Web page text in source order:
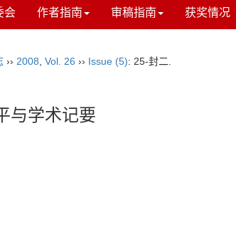
会 作者指南 审稿指南 获奖情况
›› 2008 Vol. 26 ›› Issue (5): 25-封二.
与学术记要